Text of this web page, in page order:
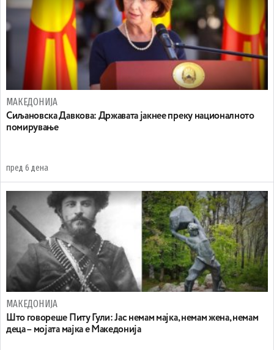
МАКЕДОНИЈА
Сиљановска Давкова: Државата јакнее преку националното
помирување
пред 6 дена
МАКЕДОНИЈА
Што говореше Питу Гули: Јас немам мајка, немам жена, немам
деца – мојата мајка е Македонија